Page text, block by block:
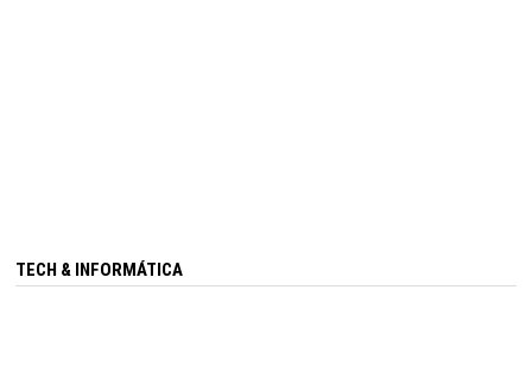
TECH & INFORMÁTICA